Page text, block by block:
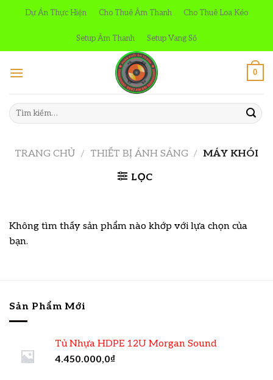
Dự Án Thực Hiện Cho Thuê Âm Thanh Cho Thuê Loa Kéo
Setup Âm Thanh Setup Vang Số
0
Tìm
kiếm:
TRANG CHỦ / THIẾT BỊ ÁNH SÁNG / MÁY KHÓI
LỌC
Không tìm thấy sản phẩm nào khớp với lựa chọn của
bạn.
Sản Phẩm Mới
Tủ Nhựa HDPE 12U Morgan Sound
4.450.000,0₫